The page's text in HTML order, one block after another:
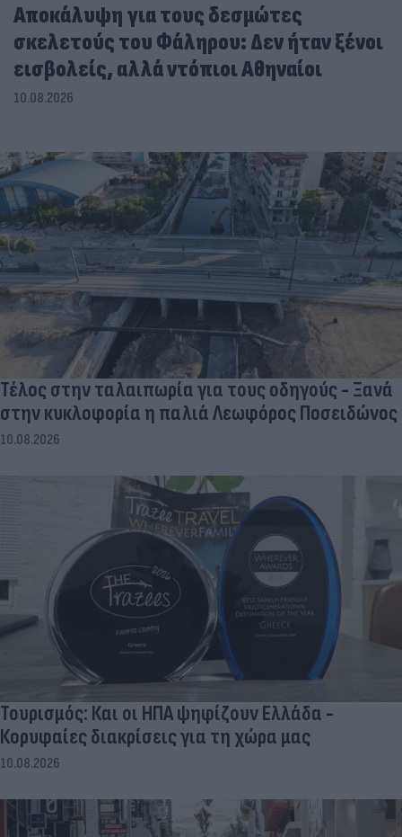
Αποκάλυψη για τους δεσμώτες
σκελετούς του Φάληρου: Δεν ήταν ξένοι
εισβολείς, αλλά ντόπιοι Αθηναίοι
10.08.2026
Τέλος στην ταλαιπωρία για τους οδηγούς - Ξανά
στην κυκλοφορία η παλιά Λεωφόρος Ποσειδώνος
10.08.2026
Τουρισμός: Και οι ΗΠΑ ψηφίζουν Ελλάδα -
Κορυφαίες διακρίσεις για τη χώρα μας
10.08.2026